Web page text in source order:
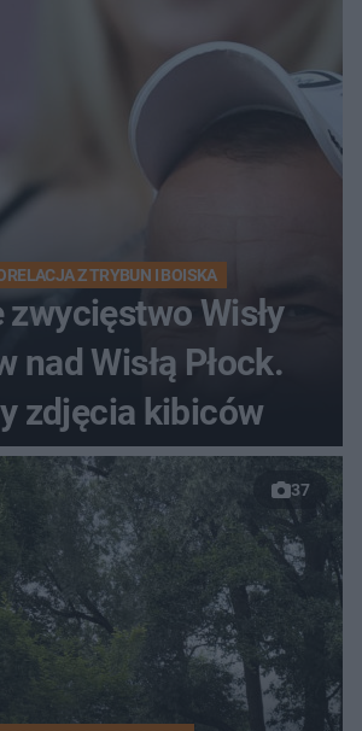
Z TRYBUN I BOISKA
zwycięstwo Wisły
nad Wisłą Płock.
zdjęcia kibiców
37